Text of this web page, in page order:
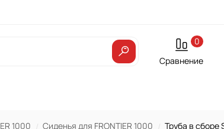
0
Сравнение
1000 Сиденья для FRONTIER 1000 Труба в сборе